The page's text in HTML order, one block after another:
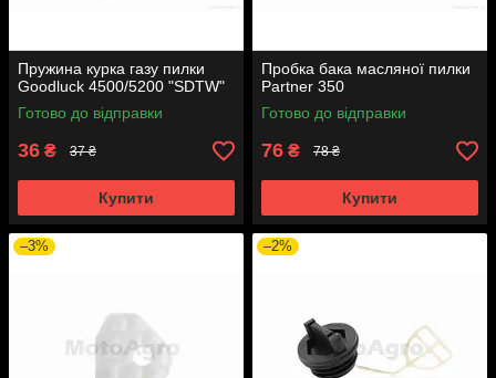
Пружина курка газу пилки
Goodluck 4500/5200 "SDTW"
Готово до відправки
36 ₴ 37 ₴
Купити
Пробка бака масляної пилки
Partner 350
Готово до відправки
76 ₴ 78 ₴
Купити
–3% –2%